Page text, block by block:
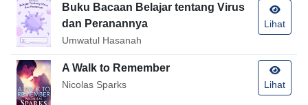
Buku Bacaan Belajar tentang Virus
dan Peranannya
Umwatul Hasanah
Lihat
A Walk to Remember
Nicolas Sparks Lihat